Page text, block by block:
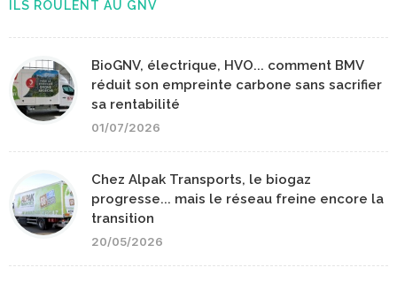
ILS ROULENT AU GNV
BioGNV, électrique, HVO... comment BMV
réduit son empreinte carbone sans sacrifier
sa rentabilité
01/07/2026
Chez Alpak Transports, le biogaz
progresse... mais le réseau freine encore la
transition
20/05/2026